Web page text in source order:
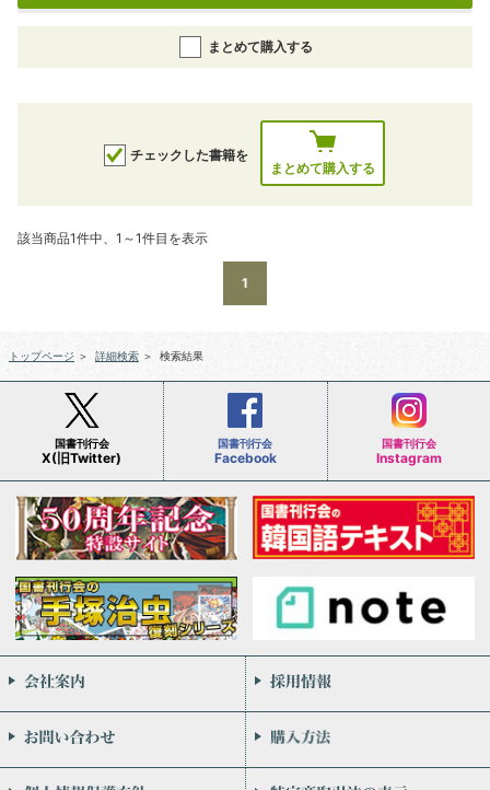
まとめて購入する
チェックした書籍を
まとめて購入する
該当商品1件中、1～1件目を表示
1
トップページ ＞ 詳細検索 ＞ 検索結果
国書刊行会
X(旧Twitter)
国書刊行会
Facebook
国書刊行会
Instagram
会社案内
お問い合わせ
個人情報保護方針